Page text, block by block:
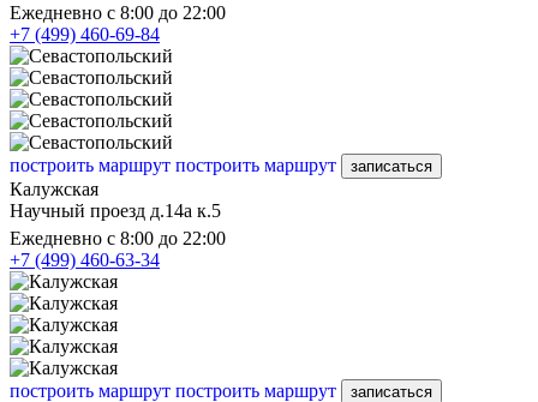
Ежедневно с 8:00 до 22:00
+7 (499) 460-69-84
построить маршрут построить маршрут записаться
Калужская
Научный проезд д.14а к.5
Ежедневно с 8:00 до 22:00
+7 (499) 460-63-34
построить маршрут построить маршрут записаться